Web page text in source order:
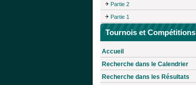
Partie 2
Partie 1
Tournois et Compétitions
Accueil
Recherche dans le Calendrier
Recherche dans les Résultats